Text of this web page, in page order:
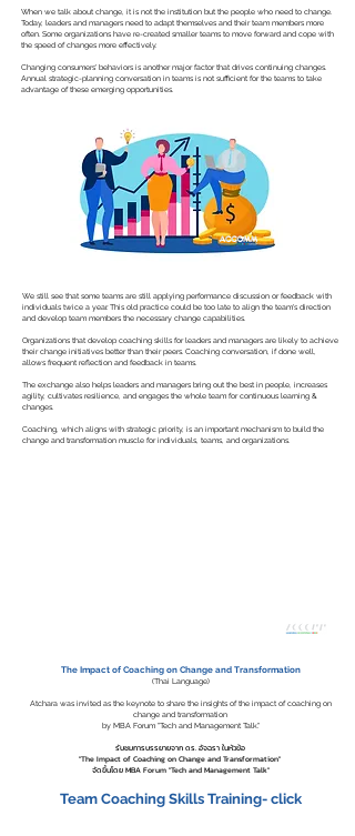
When we talk about change, it is not the institution but the people who need to change.
Today, leaders and managers need to adapt themselves and their team members more
often. Some organizations have re-created smaller teams to move forward and cope with
the speed of changes more effectively.
Changing consumers' behaviors is another major factor that drives continuing changes.
Annual strategic-planning conversation in teams is not sufficient for the teams to take
advantage of these emerging opportunities.
We still see that some teams are still applying performance discussion or feedback with
individuals twice a year. This old practice could be too late to align the team's direction
and develop team members the necessary change capabilities.
Organizations that develop coaching skills for leaders and managers are likely to achieve
their change initiatives better than their peers. Coaching conversation, if done well,
allows frequent reflection and feedback in teams.
The exchange also helps leaders and managers bring out the best in people, increases
agility, cultivates resilience, and engages the whole team for continuous learning &
changes.
Coaching, which aligns with strategic priority, is an important mechanism to build the
change and transformation muscle for individuals, teams, and organizations.
The Impact of Coaching on Change and Transformation
(Thai Language)
Atchara was invited as the keynote to share the insights of the impact of coaching on
change and transformation
by MBA Forum "Tech and Management Talk."
รับชมการบรรยายจาก ดร. อัจฉรา ในหัวข้อ
"The Impact of Coaching on Change and Transformation"
จัดขึ้นโดย MBA Forum "Tech and Management Talk"
Team Coaching Skills Training- click